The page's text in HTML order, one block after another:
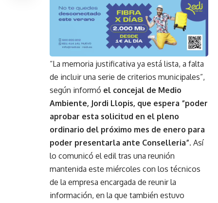
“La memoria justificativa ya está lista, a falta
de incluir una serie de criterios municipales”,
según informó el concejal de Medio
Ambiente, Jordi Llopis, que espera “poder
aprobar esta solicitud en el pleno
ordinario del próximo mes de enero para
poder presentarla ante Conselleria”. Así
lo comunicó el edil tras una reunión
mantenida este miércoles con los técnicos
de la empresa encargada de reunir la
información, en la que también estuvo